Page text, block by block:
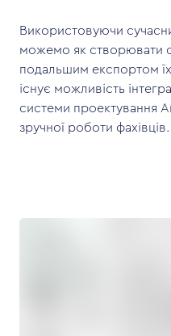
Використовуючи
можемо як створювати
подальшим експортом їх
існує можливість
системи проектування
зручної роботи фахівців.